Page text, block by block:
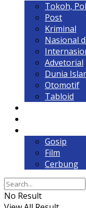
Tokoh,
Post
Kriminal
Nasional
Advetorial
Dunia
Otomotif
Tabloid
Gosip
Film
Cerbung
No Result